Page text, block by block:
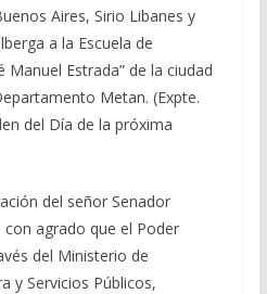
Aires, Sirio Libanes y
a la Escuela de
Manuel Estrada” de la ciudad
Metan. (Expte.
del Día de la próxima
del señor Senador
con agrado que el Poder
del Ministerio de
y Servicios Públicos,